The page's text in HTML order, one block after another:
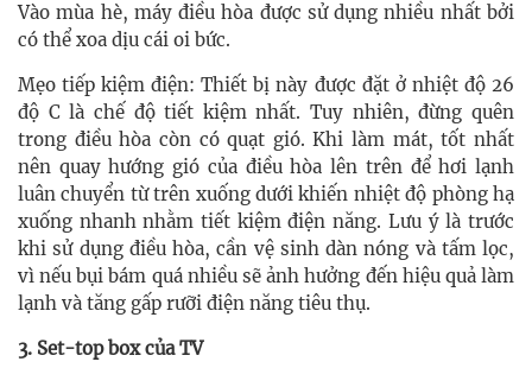
Vào mùa hè, máy điều hòa được sử dụng nhiều nhất bởi
có thể xoa dịu cái oi bức.
Mẹo tiếp kiệm điện: Thiết bị này được đặt ở nhiệt độ 26
độ C là chế độ tiết kiệm nhất. Tuy nhiên, đừng quên
trong điều hòa còn có quạt gió. Khi làm mát, tốt nhất
nên quay hướng gió của điều hòa lên trên để hơi lạnh
luân chuyển từ trên xuống dưới khiến nhiệt độ phòng hạ
xuống nhanh nhằm tiết kiệm điện năng. Lưu ý là trước
khi sử dụng điều hòa, cần vệ sinh dàn nóng và tấm lọc,
vì nếu bụi bám quá nhiều sẽ ảnh hưởng đến hiệu quả làm
lạnh và tăng gấp rưỡi điện năng tiêu thụ.
3. Set-top box của TV